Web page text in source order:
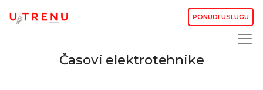
PONUDI USLUGU
Časovi elektrotehnike